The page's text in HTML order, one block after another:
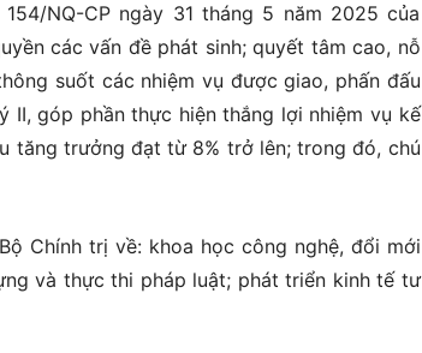
NQ-CP ngày 31 tháng 5 năm 2025 của
các vấn đề phát sinh; quyết tâm cao, nỗ
suốt các nhiệm vụ được giao, phấn đấu
góp phần thực hiện thắng lợi nhiệm vụ kế
tăng trưởng đạt từ 8% trở lên; trong đó, chú
Chính trị về: khoa học công nghệ, đổi mới
và thực thi pháp luật; phát triển kinh tế tư